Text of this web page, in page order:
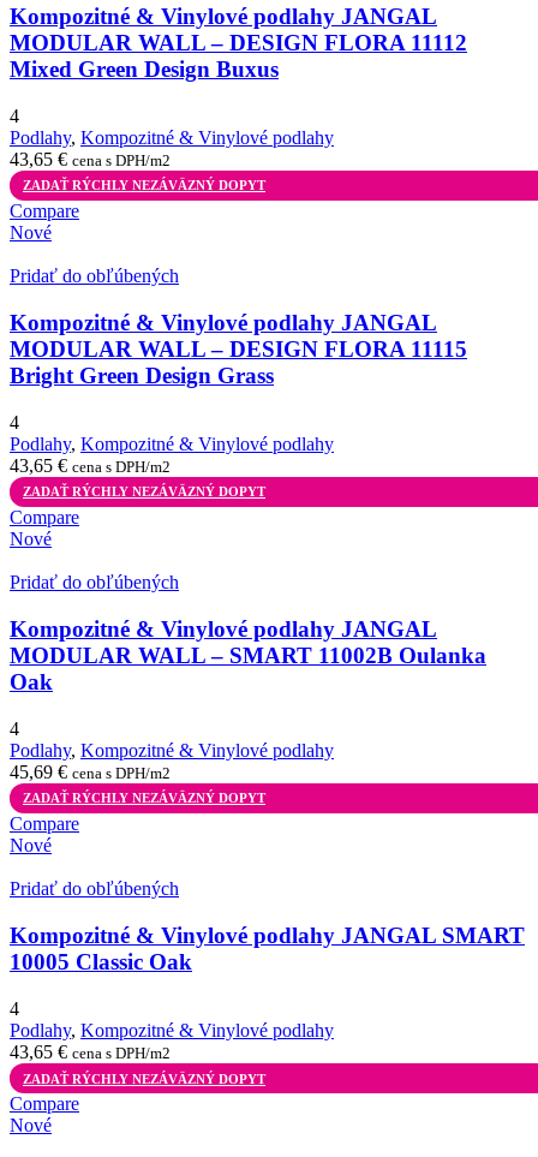
Kompozitné & Vinylové podlahy JANGAL
MODULAR WALL – DESIGN FLORA 11112
Mixed Green Design Buxus
4
Podlahy, Kompozitné & Vinylové podlahy
43,65 € cena s DPH/m2
ZADAŤ RÝCHLY NEZÁVÄZNÝ DOPYT
Compare
Nové
Pridať do obľúbených
Kompozitné & Vinylové podlahy JANGAL
MODULAR WALL – DESIGN FLORA 11115
Bright Green Design Grass
4
Podlahy, Kompozitné & Vinylové podlahy
43,65 € cena s DPH/m2
ZADAŤ RÝCHLY NEZÁVÄZNÝ DOPYT
Compare
Nové
Pridať do obľúbených
Kompozitné & Vinylové podlahy JANGAL
MODULAR WALL – SMART 11002B Oulanka
Oak
4
Podlahy, Kompozitné & Vinylové podlahy
45,69 € cena s DPH/m2
ZADAŤ RÝCHLY NEZÁVÄZNÝ DOPYT
Compare
Nové
Pridať do obľúbených
Kompozitné & Vinylové podlahy JANGAL SMART
10005 Classic Oak
4
Podlahy, Kompozitné & Vinylové podlahy
43,65 € cena s DPH/m2
ZADAŤ RÝCHLY NEZÁVÄZNÝ DOPYT
Compare
Nové